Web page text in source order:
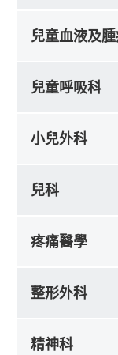
兒童血液及
兒童呼吸科
小兒外科
兒科
疼痛醫學
整形外科
精神科